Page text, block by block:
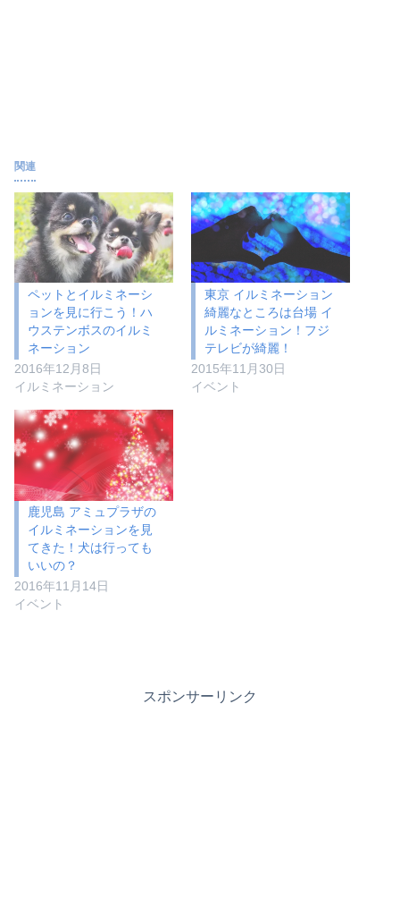
関連
ペットとイルミネーシ
ョンを見に行こう！ハ
ウステンボスのイルミ
ネーション
2016年12月8日
イルミネーション
東京 イルミネーション
綺麗なところは台場 イ
ルミネーション！フジ
テレビが綺麗！
2015年11月30日
イベント
鹿児島 アミュプラザの
イルミネーションを見
てきた！犬は行っても
いいの？
2016年11月14日
イベント
スポンサーリンク